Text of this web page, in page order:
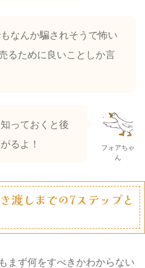
なんか騙されそうで怖い
るために良いことしか言
っておくと後
るよ！
フォアちゃ
ん
渡しまでの7ステップと
まず何をすべきかわからない